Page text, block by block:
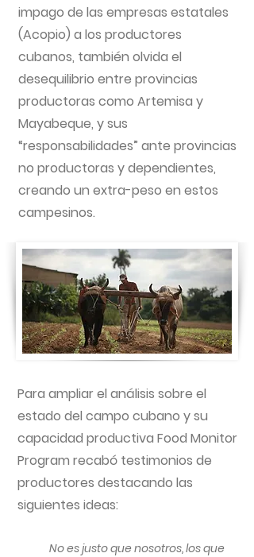
impago de las empresas estatales
(Acopio) a los productores
cubanos, también olvida el
desequilibrio entre provincias
productoras como Artemisa y
Mayabeque, y sus
“responsabilidades” ante provincias
no productoras y dependientes,
creando un extra-peso en estos
campesinos.
Para ampliar el análisis sobre el
estado del campo cubano y su
capacidad productiva Food Monitor
Program recabó testimonios de
productores destacando las
siguientes ideas:
No es justo que nosotros, los que